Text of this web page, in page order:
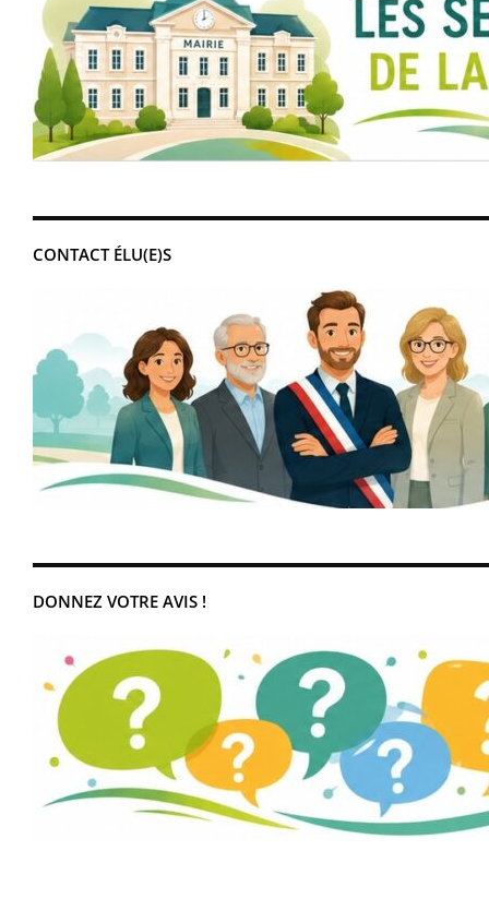
CONTACT ÉLU(E)S
DONNEZ VOTRE AVIS !